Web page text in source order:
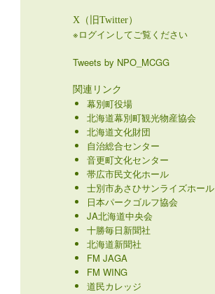
X（旧Twitter）
※ログインしてご覧ください
Tweets by NPO_MCGG
関連リンク
幕別町役場
北海道幕別町観光物産協会
北海道文化財団
自治総合センター
音更町文化センター
帯広市民文化ホール
士別市あさひサンライズホール
日本パークゴルフ協会
JA北海道中央会
十勝毎日新聞社
北海道新聞社
FM JAGA
FM WING
道民カレッジ